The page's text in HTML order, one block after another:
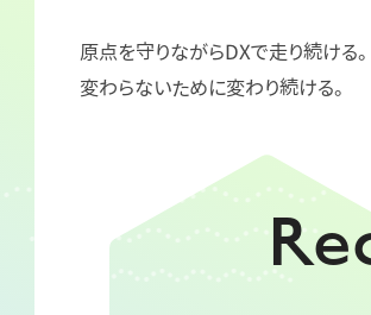
原点を守りながらDXで走り続ける。
変わらないために変わり続ける。